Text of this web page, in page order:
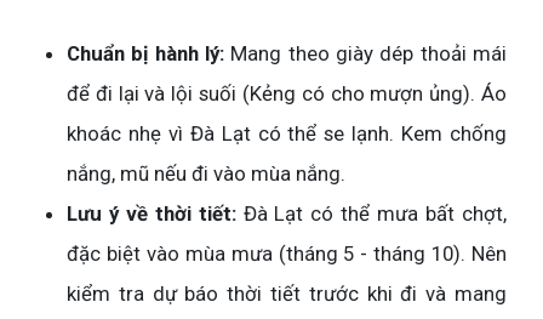
Chuẩn bị hành lý: Mang theo giày dép thoải mái
để đi lại và lội suối (Kẻng có cho mượn ủng). Áo
khoác nhẹ vì Đà Lạt có thể se lạnh. Kem chống
nắng, mũ nếu đi vào mùa nắng.
Lưu ý về thời tiết:Đà Lạt có thể mưa bất chợt,
đặc biệt vào mùa mưa (tháng 5 - tháng 10). Nên
kiểm tra dự báo thời tiết trước khi đi và mang